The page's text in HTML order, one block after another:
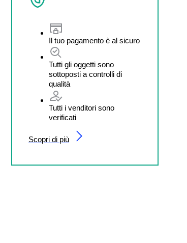
Il tuo pagamento è al sicuro
Tutti gli oggetti sono
sottoposti a controlli di
qualità
Tutti i venditori sono
verificati
Scopri di più